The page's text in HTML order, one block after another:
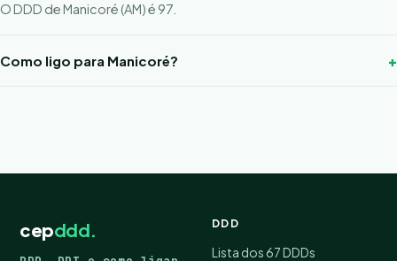
O DDD de Manicoré (AM) é 97.
Como ligo para Manicoré?
cepddd. DDD
Lista dos 67 DDDs